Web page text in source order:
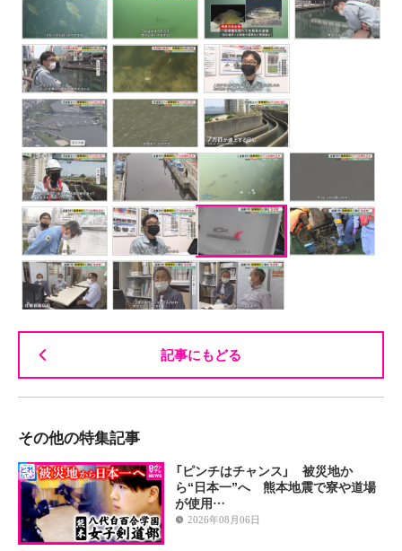
記事にもどる
その他の特集記事
「ピンチはチャンス」 被災地か
ら“日本一”へ 熊本地震で寮や道場
が使用…
2026年08月06日